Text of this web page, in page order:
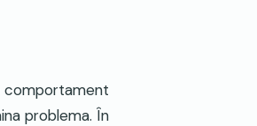
comportament
problema. În